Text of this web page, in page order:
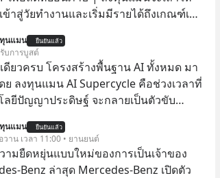
ข้าสู่วัยทำงานและเริ่มมีรายได้ถึงเกณฑ์เสีย
กจากจะช่วยลดหย่อนภาษีได้แล้ว ยังเป็น
ารสร้างความมั่งคั่งระยะยาว แต่น้อยคน
ว่า ถ้าลงทุนใน RMF ควรรู้ อะไรบ้าง
งไหน ทำอย่างไร ถึงจะดีกับเรา แล้วเรา
ต่อได้จริง ๆ ลงทุนแมนจะเล่าให้ฟัง
นแมน ยืนยันแล้ว
บการบูสต์
ดียวครบ โครงสร้างพื้นฐาน AI ทั้งหมด มา
ย ลงทุนแมน AI Supercycle คือช่วงเวลาที่
ลยีปัญญาประดิษฐ์ จะกลายเป็นตัวขับ
ผู้คนอย่างยาวนานต่อจากนี้
นแมน ยืนยันแล้ว
วาน เวลา 11:00 • ยานยนต์
วามยืดหยุ่นแบบใหม่ของการเป็นเจ้าของ
Benz ล่าสุด Mercedes-Benz เปิดตัว